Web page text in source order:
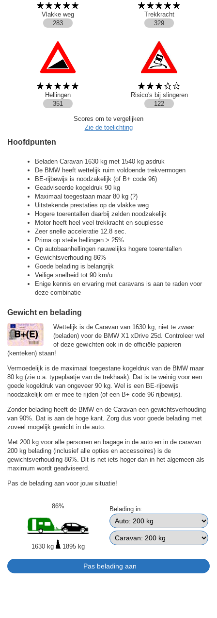
Vlakke weg
Trekkracht
283
329
Hellingen
Risico's bij slingeren
351
122
Scores om te vergelijken
Zie de toelichting
Hoofdpunten
Beladen Caravan 1630 kg met 1540 kg asdruk
De BMW heeft wettelijk ruim voldoende trekvermogen
BE-rijbewijs is noodzakelijk (of B+ code 96)
Geadviseerde kogeldruk 90 kg
Maximaal toegestaan maar 80 kg (?)
Uitstekende prestaties op de vlakke weg
Hogere toerentallen daarbij zelden noodzakelijk
Motor heeft heel veel trekkracht en souplesse
Zeer snelle acceleratie 12.8 sec.
Prima op steile hellingen > 25%
Op autobaanhellingen nauwelijks hogere toerentallen
Gewichtsverhouding 86%
Goede belading is belangrijk
Veilige snelheid tot 90 km/u
Enige kennis en ervaring met caravans is aan te raden voor
deze combinatie
Gewicht en belading
Wettelijk is de Caravan van 1630 kg, niet te zwaar
(beladen) voor de BMW X1 xDrive 25d. Controleer wel
of deze gewichten ook in de officiële papieren
(kenteken) staan!
Vermoedelijk is de maximaal toegestane kogeldruk van de BMW maar
80 kg (zie o.a. typeplaatje van de trekhaak). Dat is te weinig voor een
goede kogeldruk van ongeveer 90 kg. Wel is een BE-rijbewijs
noodzakelijk om er mee te rijden (of een B+ code 96 rijbewijs).
Zonder belading heeft de BMW en de Caravan een gewichtsverhouding
van 90%. Dat is aan de hoge kant. Zorg dus voor goede belading met
zoveel mogelijk gewicht in de auto.
Met 200 kg voor alle personen en bagage in de auto en in de caravan
200 kg belading (inclusief alle opties en accessoires) is de
gewichtsverhouding 86%. Dit is net iets hoger dan in het algemeen als
maximum wordt geadviseerd.
Pas de belading aan voor jouw situatie!
86%
1630 kg 1895 kg
Belading in: